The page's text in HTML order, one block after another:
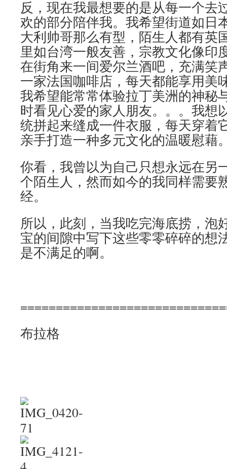
反，现在我最想要的是从每一个去
欢的部分陪伴我。我希望街道如日
大利帅哥那么有型，陌生人都有英
里如台湾一般友善，宗教文化像印
在街角来一间爱尔兰酒吧，充满笑
一家法国咖啡店，每天都能享用美
我希望能常常体验拉丁美洲的神秘
时看见心爱的家人朋友。。。我想
统拼起来缝成一件衣服，每天穿着
亲手打造一种多元文化的温暖慰藉
你看，我曾以为自己只想永远在另
个陌生人，然而如今的我同样需要
经。
所以，此刻，当我吃完海底捞，泡
宝的间隙中写下这些零零碎碎的想
是不满足的啊。
布拉格